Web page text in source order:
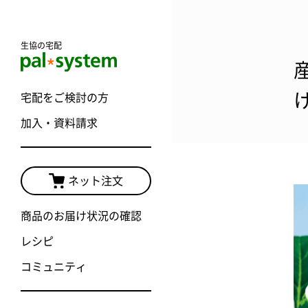
生協の宅配
宅配をご検討の方
加入・資料請求
ネット注文
商品のお届け状況の確認
レシピ
コミュニティ